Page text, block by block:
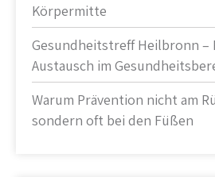
Körpermitte
Gesundheitstreff Heilbronn –
Austausch im
Warum Prävention nicht am
sondern oft bei den Füßen